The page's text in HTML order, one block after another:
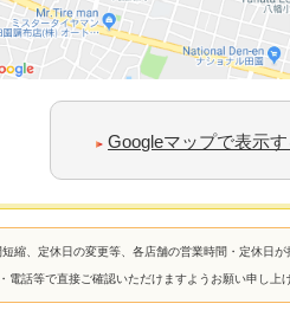
Googleマップで表示
縮、定休日の変更等、各店舗の営業時間・定休日
電話等で直接ご確認いただけますようお願い申し上